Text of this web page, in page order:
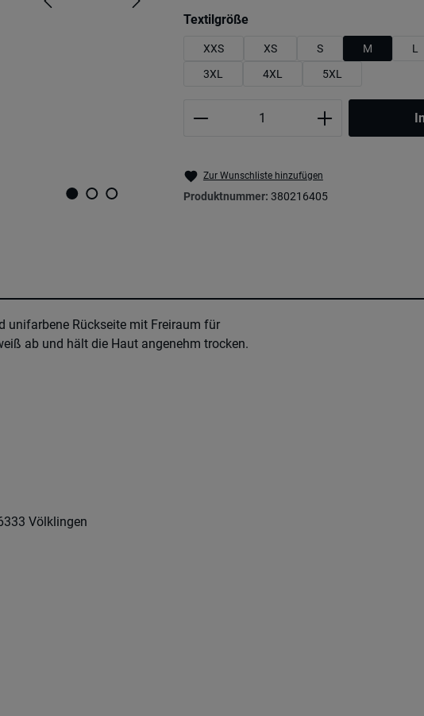
Textilgrößeauswählen
XXS XS S M L
3XL
4XL 5XL
Produkt Anzahl: Gib den
Zur Wunschliste hinzufügen
Produktnummer: 380216405
unifarbene Rückseite mit Freiraum für
ab und hält die Haut angenehm trocken.
Völklingen